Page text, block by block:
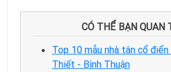
CÓ THỂ BẠN QUAN
Top 10 mẫu nhà tân cổ
Thiết - Bình Thuận